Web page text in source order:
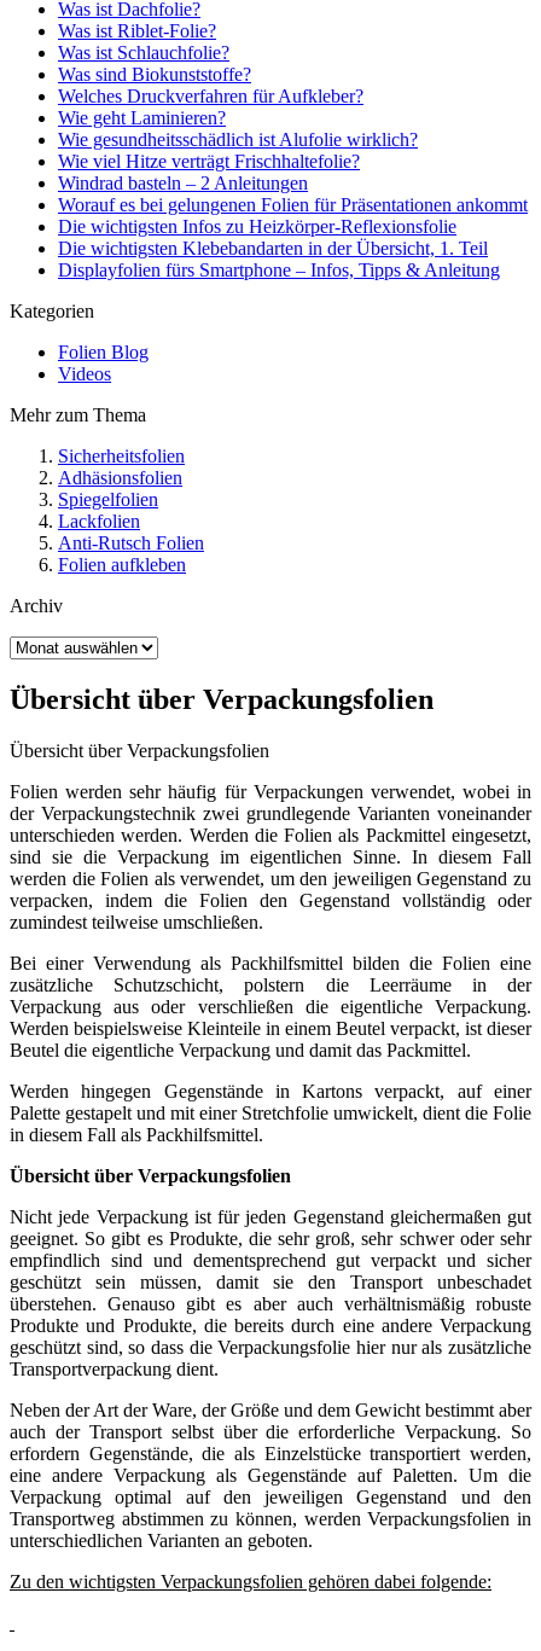
Was ist Dachfolie?
Was ist Riblet-Folie?
Was ist Schlauchfolie?
Was sind Biokunststoffe?
Welches Druckverfahren für Aufkleber?
Wie geht Laminieren?
Wie gesundheitsschädlich ist Alufolie wirklich?
Wie viel Hitze verträgt Frischhaltefolie?
Windrad basteln – 2 Anleitungen
Worauf es bei gelungenen Folien für Präsentationen ankommt
Die wichtigsten Infos zu Heizkörper-Reflexionsfolie
Die wichtigsten Klebebandarten in der Übersicht, 1. Teil
Displayfolien fürs Smartphone – Infos, Tipps & Anleitung
Kategorien
Folien Blog
Videos
Mehr zum Thema
Sicherheitsfolien
Adhäsionsfolien
Spiegelfolien
Lackfolien
Anti-Rutsch Folien
Folien aufkleben
Archiv
Archiv
Übersicht über Verpackungsfolien
Übersicht über Verpackungsfolien
Folien werden sehr häufig für Verpackungen verwendet, wobei in
der Verpackungstechnik zwei grundlegende Varianten voneinander
unterschieden werden. Werden die Folien als Packmittel eingesetzt,
sind sie die Verpackung im eigentlichen Sinne. In diesem Fall
werden die Folien als verwendet, um den jeweiligen Gegenstand zu
verpacken, indem die Folien den Gegenstand vollständig oder
zumindest teilweise umschließen.
Bei einer Verwendung als Packhilfsmittel bilden die Folien eine
zusätzliche Schutzschicht, polstern die Leerräume in der
Verpackung aus oder verschließen die eigentliche Verpackung.
Werden beispielsweise Kleinteile in einem Beutel verpackt, ist dieser
Beutel die eigentliche Verpackung und damit das Packmittel.
Werden hingegen Gegenstände in Kartons verpackt, auf einer
Palette gestapelt und mit einer Stretchfolie umwickelt, dient die Folie
in diesem Fall als Packhilfsmittel.
Übersicht über Verpackungsfolien
Nicht jede Verpackung ist für jeden Gegenstand gleichermaßen gut
geeignet. So gibt es Produkte, die sehr groß, sehr schwer oder sehr
empfindlich sind und dementsprechend gut verpackt und sicher
geschützt sein müssen, damit sie den Transport unbeschadet
überstehen. Genauso gibt es aber auch verhältnismäßig robuste
Produkte und Produkte, die bereits durch eine andere Verpackung
geschützt sind, so dass die Verpackungsfolie hier nur als zusätzliche
Transportverpackung dient.
Neben der Art der Ware, der Größe und dem Gewicht bestimmt aber
auch der Transport selbst über die erforderliche Verpackung. So
erfordern Gegenstände, die als Einzelstücke transportiert werden,
eine andere Verpackung als Gegenstände auf Paletten. Um die
Verpackung optimal auf den jeweiligen Gegenstand und den
Transportweg abstimmen zu können, werden Verpackungsfolien in
unterschiedlichen Varianten an geboten.
Zu den wichtigsten Verpackungsfolien gehören dabei folgende: